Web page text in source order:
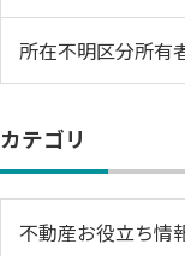
所在不明区分所有
カテゴリ
不動産お役立ち情